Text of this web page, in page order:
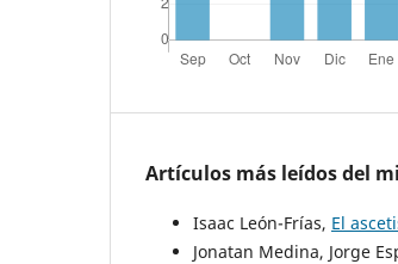
Artículos más leídos del
Isaac León-Frías, El
Jonatan Medina, Jorge